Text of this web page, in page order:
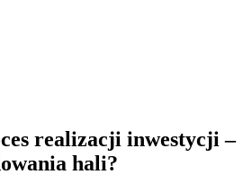
realizacji inwestycji –
hali?